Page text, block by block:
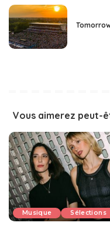
Vous aimerez peut-
Musique Sélections